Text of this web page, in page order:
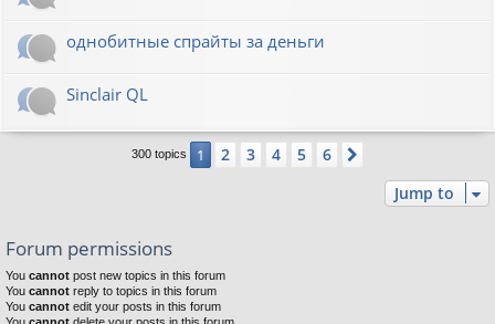
однобитные спрайты за деньги
Sinclair QL
300 topics 1 2 3 4 5 6
Jump to
Forum permissions
You cannot post new topics in this forum
You cannot reply to topics in this forum
You cannot edit your posts in this forum